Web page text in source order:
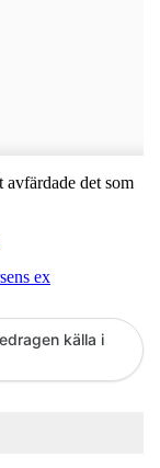
det som
ex
källa i